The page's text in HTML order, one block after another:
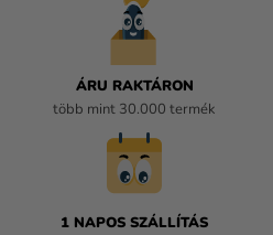
ÁRU RAKTÁRON
több mint 30.000 termék
1 NAPOS SZÁLLÍTÁS